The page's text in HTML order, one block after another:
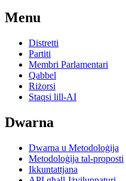
Menu
Distretti
Partiti
Membri Parlamentari
Qabbel
Riżorsi
Staqsi lill-AI
Dwarna
Dwarna u Metodoloġija
Metodoloġija tal-proposti
Ikkuntattjana